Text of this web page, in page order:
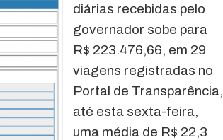
diárias recebidas pelo
governador sobe para
R$ 223.476,66, em 29
viagens registradas no
Portal de Transparência,
até esta sexta-feira,
uma média de R$ 22,3